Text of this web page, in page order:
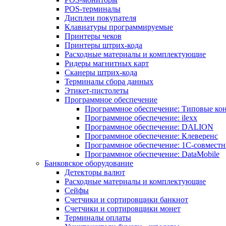
POS-терминалы
Дисплеи покупателя
Клавиатуры программируемые
Принтеры чеков
Принтеры штрих-кода
Расходные материалы и комплектующие
Ридеры магнитных карт
Сканеры штрих-кода
Терминалы сбора данных
Этикет-пистолеты
Программное обеспечение
Программное обеспечение: Типовые
Программное обеспечение: ilexx
Программное обеспечение: DALION
Программное обеспечение: Клеверенс
Программное обеспечение: 1С-
Программное обеспечение: DataMobile
Банковское оборудование
Детекторы валют
Расходные материалы и комплектующие
Сейфы
Счетчики и сортировщики банкнот
Счетчики и сортировщики монет
Терминалы оплаты